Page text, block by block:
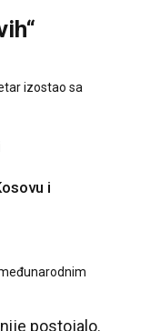
izostao sa
i
postojalo.